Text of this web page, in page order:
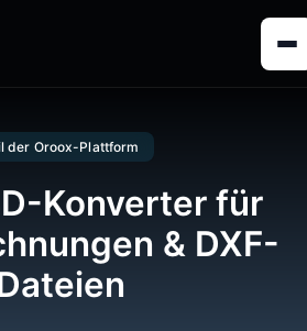
der Oroox-Plattform
Konverter für
& DXF-